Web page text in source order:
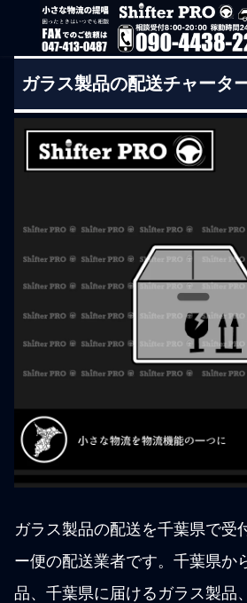
ガラス製品の配送チャータ
ガラス製品の配送を千葉県で受
ー便の配送業者です。千葉県か
品、千葉県に届けるガラス製品